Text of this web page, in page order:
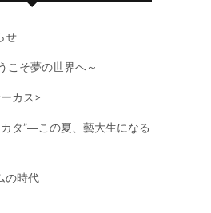
せ
こそ夢の世界へ～
カス>
タ”―この夏、藝大生になる
の時代